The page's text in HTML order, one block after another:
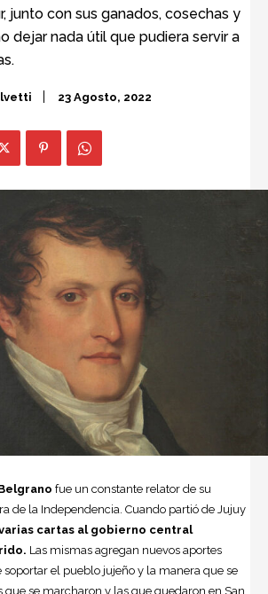
junto con sus ganados, cosechas y
dejar nada útil que pudiera servir a
23 Agosto, 2022
fue un constante relator de su
de la Independencia. Cuando partió de Jujuy
cartas al gobierno central
Las mismas agregan nuevos aportes
soportar el pueblo jujeño y la manera que se
que se marcharon y las que quedaron en San